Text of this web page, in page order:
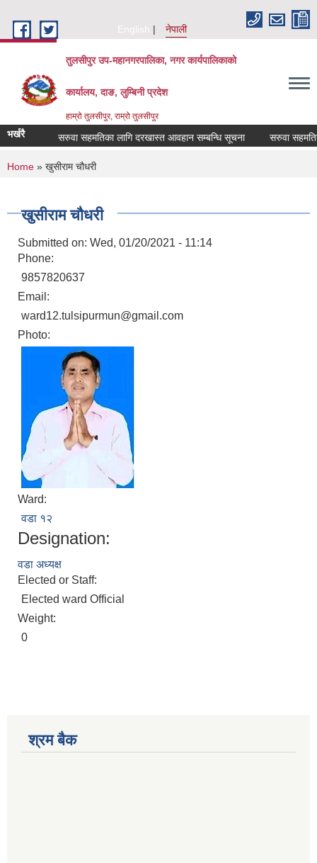
English
नेपाली
तुलसीपुर उप-महानगरपालिका, नगर कार्यपालिकाको
कार्यालय, दाङ, लुम्बिनी प्रदेश
हाम्रो तुलसीपुर, राम्रो तुलसीपुर
भर्खरै सरुवा सहमतिका लागि दरखास्त आवहान सम्बन्धि सूचना सरुवा
You are here
Home » खुसीराम चौधरी
खुसीराम चौधरी
Submitted on: Wed, 01/20/2021 - 11:14
Phone:
9857820637
Email:
ward12.tulsipurmun@gmail.com
Photo:
Ward:
वडा १२
Designation:
वडा अध्यक्ष
Elected or Staff:
Elected ward Official
Weight:
0
श्रम बैक